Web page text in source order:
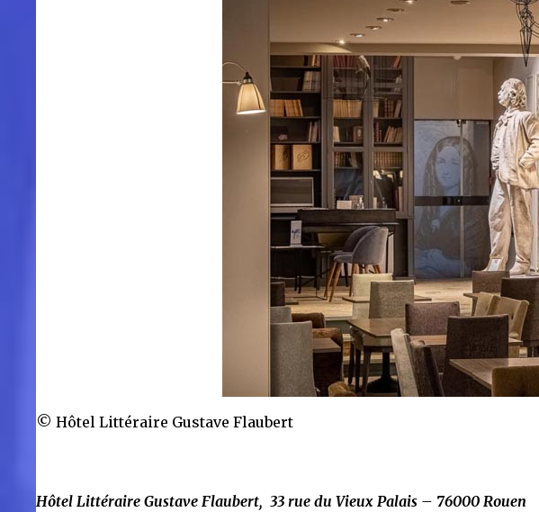
© Hôtel Littéraire Gustave Flaubert
Hôtel Littéraire Gustave Flaubert, 33 rue du Vieux Palais – 76000 Rouen